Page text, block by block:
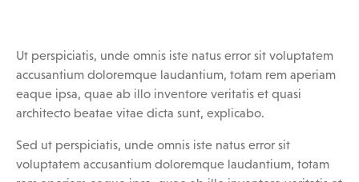
Ut perspiciatis, unde omnis iste natus error sit voluptatem
accusantium doloremque laudantium, totam rem aperiam
eaque ipsa, quae ab illo inventore veritatis et quasi
architecto beatae vitae dicta sunt, explicabo.
Sed ut perspiciatis, unde omnis iste natus error sit
voluptatem accusantium doloremque laudantium, totam